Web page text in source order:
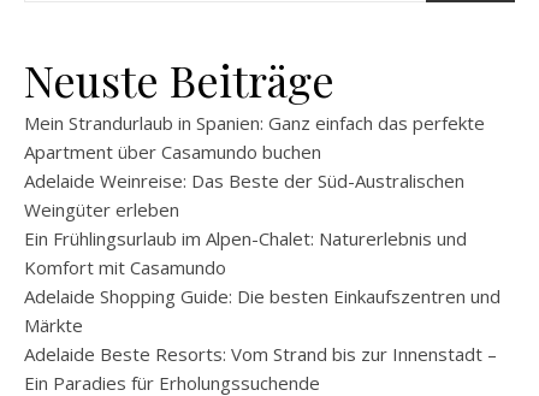
Neuste Beiträge
Mein Strandurlaub in Spanien: Ganz einfach das perfekte
Apartment über Casamundo buchen
Adelaide Weinreise: Das Beste der Süd-Australischen
Weingüter erleben
Ein Frühlingsurlaub im Alpen-Chalet: Naturerlebnis und
Komfort mit Casamundo
Adelaide Shopping Guide: Die besten Einkaufszentren und
Märkte
Adelaide Beste Resorts: Vom Strand bis zur Innenstadt –
Ein Paradies für Erholungssuchende